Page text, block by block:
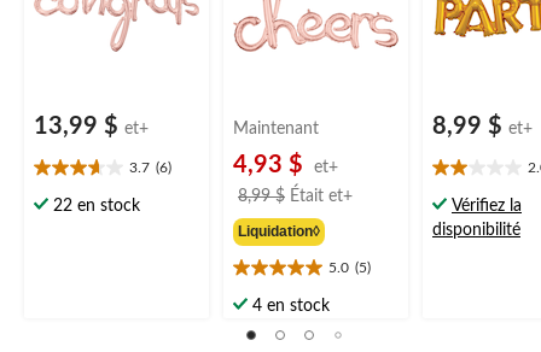
niversaire/retraite
13,99 $ et+
3.7 (6)
3.7
étoile(s)
22 en stock
niversaire/retraite
Maintenant
4,93 $
et+
8,99 $ Était et+prix
partir
Liquidation◊
5.0 (5)
5.0
étoile(s)
4 en stock
8,99 $ et+
2.0
étoile(s)
sur
Vérifiez la
disponibilité